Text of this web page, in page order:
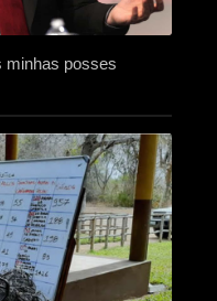
minhas posses